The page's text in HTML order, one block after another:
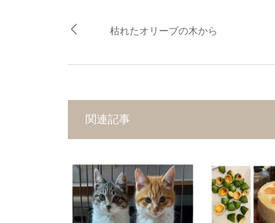
枯れたオリーブの木から
関連記事